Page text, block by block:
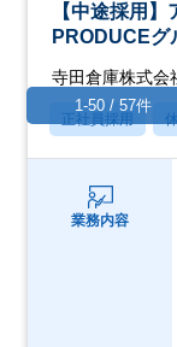
【中途採用
PRODUCEグ
寺田倉庫株式会
正社員採用
業務内容
1-50 / 57件